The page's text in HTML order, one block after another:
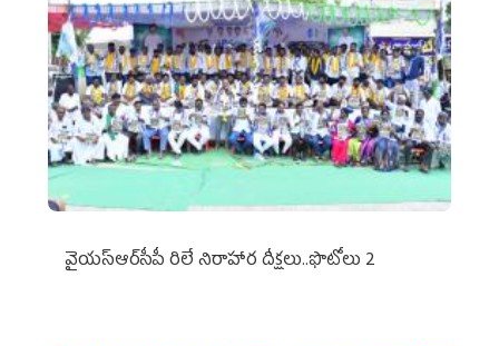
వైయ‌స్ఆర్‌సీపీ రిలే నిరాహార దీక్షలు..ఫొటోలు 2